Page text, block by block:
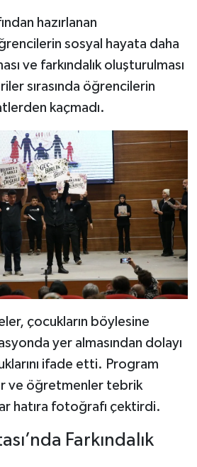
hazırlanan
sosyal hayata daha
ve farkındalık oluşturulması
sırasında öğrencilerin
kaçmadı.
çocukların böylesine
yer almasından dolayı
ifade etti. Program
ve öğretmenler tebrik
hatıra fotoğrafı çektirdi.
Farkındalık